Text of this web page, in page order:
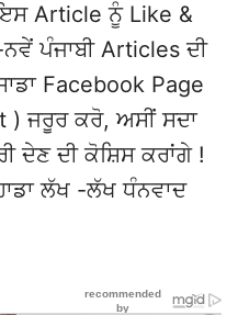
Article ਨੂੰ Like &
ਪੰਜਾਬੀ Articles ਦੀ
Facebook Page
) ਜਰੂਰ ਕਰੋ, ਅਸੀਂ ਸਦਾ
ਦੇਣ ਦੀ ਕੋਸ਼ਿਸ ਕਰਾਂਗੇ !
ਲੱਖ -ਲੱਖ ਧੰਨਵਾਦ